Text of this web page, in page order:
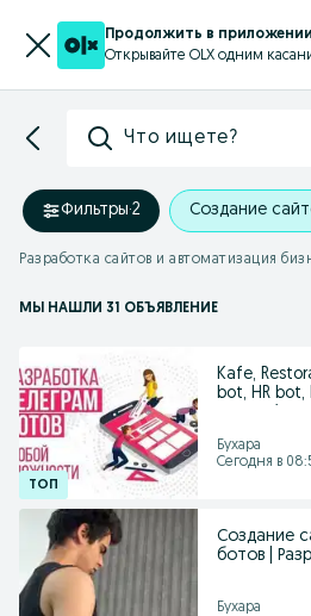
Продолжить в приложении
Открывайте OLX одним
Что ищете?
Фильтры·2 Создание
МЫ НАШЛИ 31 ОБЪЯВЛЕНИЕ
Kafe,
bot, HR
Бухара
Сегодня в
Создание
ботов |
Бухара